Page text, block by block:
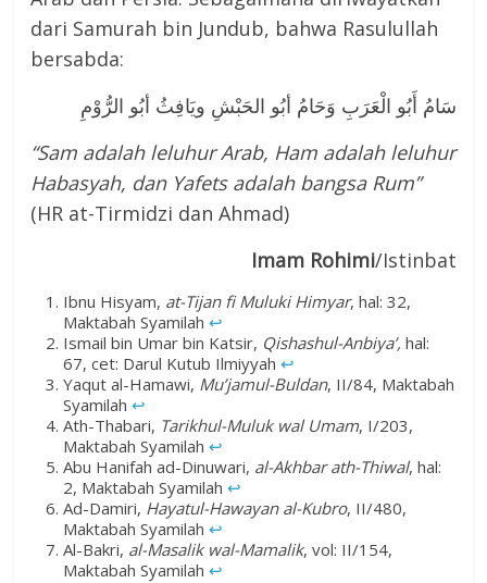
dari Samurah bin Jundub, bahwa Rasulullah
bersabda:
سَامُ أَبُو الْعَرَبِ وَحَامُ أبُو الحَبْشِ ويَافِثُ أبُو الرُّوْمِ
“Sam adalah leluhur Arab, Ham adalah leluhur
Habasyah, dan Yafets adalah bangsa Rum”
(HR at-Tirmidzi dan Ahmad)
Imam Rohimi/Istinbat
Ibnu Hisyam, at-Tijan fi Muluki Himyar, hal: 32,
Maktabah Syamilah↩︎
Ismail bin Umar bin Katsir, Qishashul-Anbiya’,hal:
67, cet: Darul Kutub Ilmiyyah↩︎
Yaqut al-Hamawi, Mu’jamul-Buldan, II/84, Maktabah
Syamilah↩︎
Ath-Thabari, Tarikhul-Muluk wal Umam, I/203,
Maktabah Syamilah↩︎
Abu Hanifah ad-Dinuwari, al-Akhbar ath-Thiwal, hal:
2, Maktabah Syamilah↩︎
Ad-Damiri, Hayatul-Hawayan al-Kubro, II/480,
Maktabah Syamilah↩︎
Al-Bakri, al-Masalik wal-Mamalik, vol: II/154,
Maktabah Syamilah↩︎